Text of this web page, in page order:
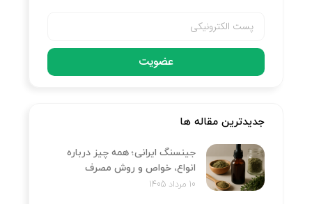
عضویت
جدیدترین مقاله ها
جینسنگ ایرانی؛ همه چیز درباره
انواع، خواص و روش مصرف
10 مرداد 1405